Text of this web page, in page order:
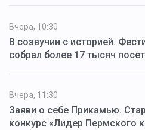
Вчера, 10:30
В созвучии с историей.
собрал более 17 тысяч
Вчера, 11:30
Заяви о себе Прикамью.
конкурс «Лидер Пермского